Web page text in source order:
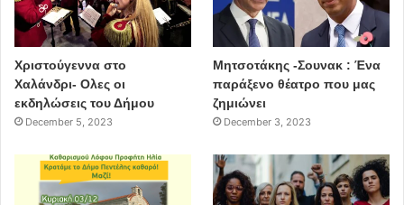
Χριστούγεννα στο
Χαλάνδρι- Ολες οι
εκδηλώσεις του Δήμου
December 5, 2023
Μητσοτάκης -Σουνακ : Ένα
παράξενο θέατρο που μας
ζημιώνει
December 3, 2023